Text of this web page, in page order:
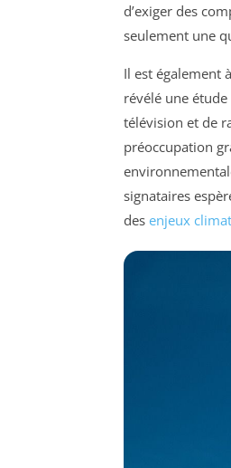
d’exiger des
seulement une
Il est également
révélé une
télévision et de
préoccupation
signataires
des enjeux